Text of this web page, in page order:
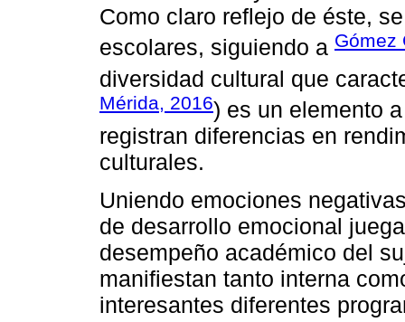
Como claro reflejo de éste,
escolares, siguiendo a Gómez
diversidad cultural que
Mérida, 2016) es un elemento
registran diferencias en
culturales.
Uniendo emociones
de desarrollo emocional
desempeño académico del
manifiestan tanto interna
interesantes diferentes